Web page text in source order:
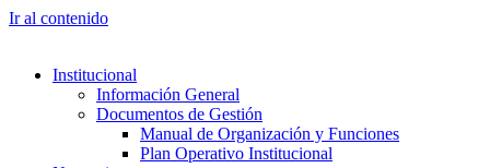
Ir al contenido
Institucional
Información General
Documentos de Gestión
Manual de Organización y Funciones
Plan Operativo Institucional